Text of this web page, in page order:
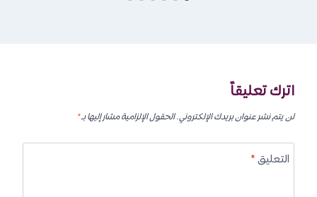
اترك تعليقاً
لن يتم نشر عنوان بريدك الإلكتروني.الحقول الإلزامية مشار إليها بـ*
التعليق*